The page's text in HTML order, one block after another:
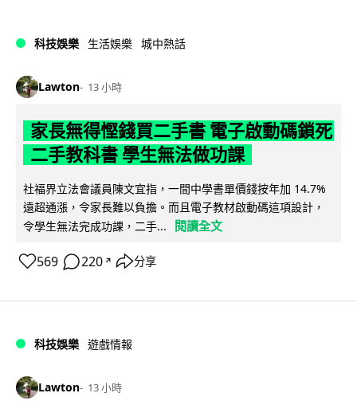
科技娛樂 生活娛樂 城中熱話
Lawton 13 小時
家長無得慳錢買二手書 電子啟動碼鎖死
二手教科書 學生無法做功課
社福界立法會議員陳文宜指，一間中學書單價錢按年加 14.7%
遠超通漲，令家長難以負擔。而且電子教材啟動碼這項設計，
令學生無法完成功課，二手...
閱讀全文
569 220 ↗ 分享
科技娛樂 遊戲情報
Lawton 13 小時